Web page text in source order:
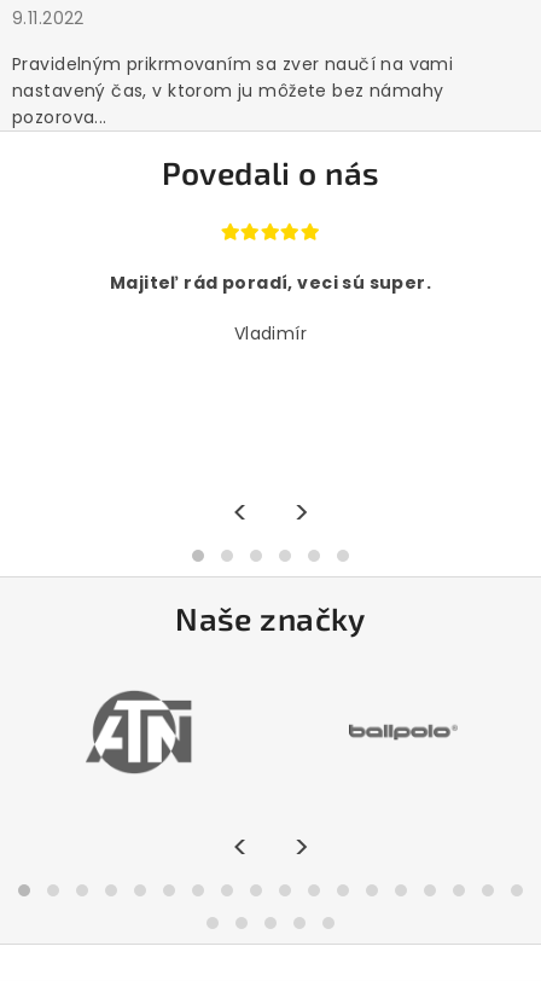
9.11.2022
Pravidelným prikrmovaním sa zver naučí na vami
nastavený čas, v ktorom ju môžete bez námahy
pozorova...
Povedali o nás
Majiteľ rád poradí, veci sú super.
Vladimír
< >
Naše značky
< >